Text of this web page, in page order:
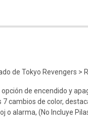
de Tokyo Revengers >
de encendido y
cambios de color,
o alarma, (No Incluye